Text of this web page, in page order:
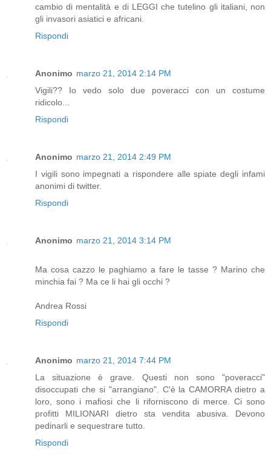
cambio di mentalità e di LEGGI che tutelino gli italiani, non
gli invasori asiatici e africani.
Rispondi
Anonimo marzo 21, 2014 2:14 PM
Vigili?? Io vedo solo due poveracci con un costume
ridicolo...
Rispondi
Anonimo marzo 21, 2014 2:49 PM
I vigili sono impegnati a rispondere alle spiate degli infami
anonimi di twitter.
Rispondi
Anonimo marzo 21, 2014 3:14 PM
Ma cosa cazzo le paghiamo a fare le tasse ? Marino che
minchia fai ? Ma ce li hai gli occhi ?
Andrea Rossi
Rispondi
Anonimo marzo 21, 2014 7:44 PM
La situazione è grave. Questi non sono "poveracci"
disoccupati che si "arrangiano". C'è la CAMORRA dietro a
loro, sono i mafiosi che li riforniscono di merce. Ci sono
profitti MILIONARI dietro sta vendita abusiva. Devono
pedinarli e sequestrare tutto.
Rispondi